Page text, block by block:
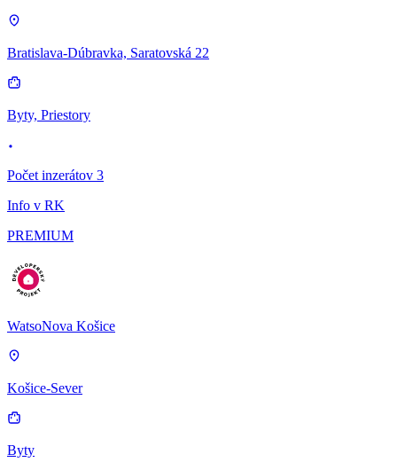
Bratislava-Dúbravka, Saratovská 22
Byty, Priestory
Počet inzerátov 3
Info v RK
PREMIUM
WatsoNova Košice
Košice-Sever
Byty